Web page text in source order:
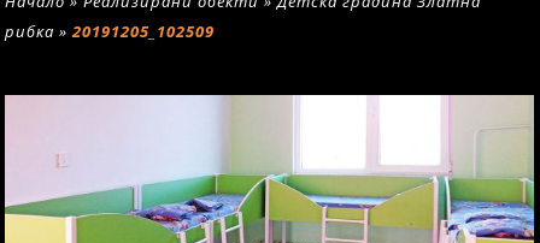
рибка »20191205_102509